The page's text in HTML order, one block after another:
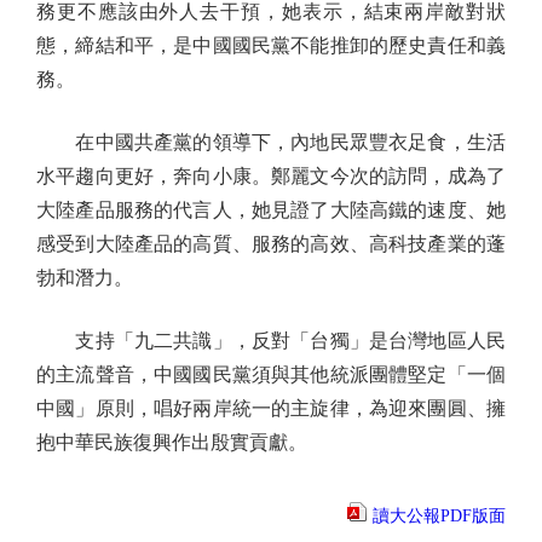
務更不應該由外人去干預，她表示，結束兩岸敵對狀
態，締結和平，是中國國民黨不能推卸的歷史責任和義
務。
在中國共產黨的領導下，內地民眾豐衣足食，生活
水平趨向更好，奔向小康。鄭麗文今次的訪問，成為了
大陸產品服務的代言人，她見證了大陸高鐵的速度、她
感受到大陸產品的高質、服務的高效、高科技產業的蓬
勃和潛力。
支持「九二共識」，反對「台獨」是台灣地區人民
的主流聲音，中國國民黨須與其他統派團體堅定「一個
中國」原則，唱好兩岸統一的主旋律，為迎來團圓、擁
抱中華民族復興作出殷實貢獻。
讀大公報PDF版面